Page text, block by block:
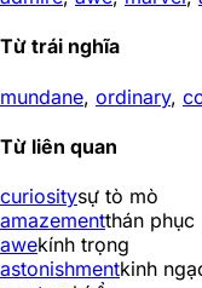
Từ trái nghĩa
mundane, ordinary,
Từ liên quan
curiositysự tò mò
amazementthán phục
awekính trọng
astonishmentkinh